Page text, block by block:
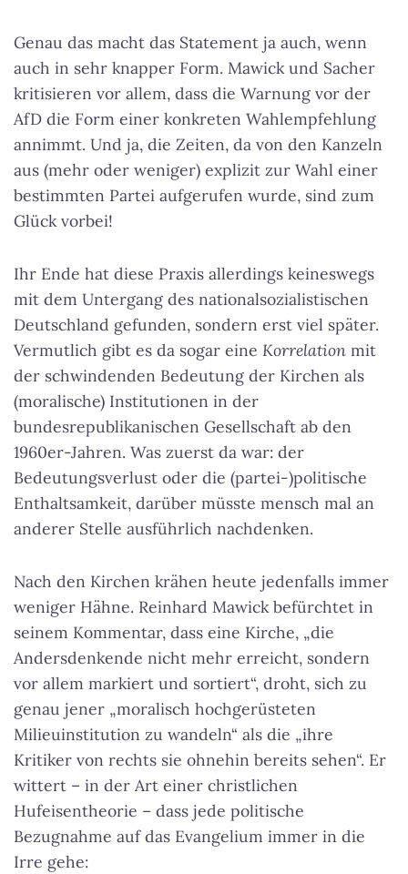
Genau das macht das Statement ja auch, wenn
auch in sehr knapper Form. Mawick und Sacher
kritisieren vor allem, dass die Warnung vor der
AfD die Form einer konkreten Wahlempfehlung
annimmt. Und ja, die Zeiten, da von den Kanzeln
aus (mehr oder weniger) explizit zur Wahl einer
bestimmten Partei aufgerufen wurde, sind zum
Glück vorbei!
Ihr Ende hat diese Praxis allerdings keineswegs
mit dem Untergang des nationalsozialistischen
Deutschland gefunden, sondern erst viel später.
Vermutlich gibt es da sogar eine Korrelation mit
der schwindenden Bedeutung der Kirchen als
(moralische) Institutionen in der
bundesrepublikanischen Gesellschaft ab den
1960er-Jahren. Was zuerst da war: der
Bedeutungsverlust oder die (partei-)politische
Enthaltsamkeit, darüber müsste mensch mal an
anderer Stelle ausführlich nachdenken.
Nach den Kirchen krähen heute jedenfalls immer
weniger Hähne. Reinhard Mawick befürchtet in
seinem Kommentar, dass eine Kirche, „die
Andersdenkende nicht mehr erreicht, sondern
vor allem markiert und sortiert“, droht, sich zu
genau jener „moralisch hochgerüsteten
Milieuinstitution zu wandeln“ als die „ihre
Kritiker von rechts sie ohnehin bereits sehen“. Er
wittert – in der Art einer christlichen
Hufeisentheorie – dass jede politische
Bezugnahme auf das Evangelium immer in die
Irre gehe: